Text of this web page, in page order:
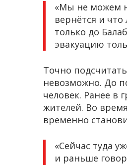
«Мы не можем
вернётся и
только до
эвакуацию
Точно
невозможно. До
человек. Ранее в
жителей. Во
временно
«Сейчас туда
и раньше